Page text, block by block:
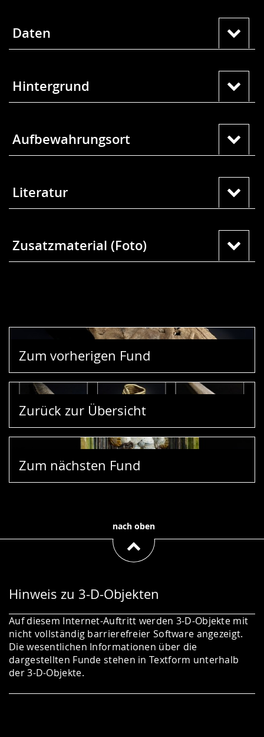
Daten
Hintergrund
Aufbewahrungsort
Literatur
Zusatzmaterial (Foto)
Zum vorherigen Fund
Zurück zur Übersicht
Zum nächsten Fund
nach oben
Hinweis zu 3-D-Objekten
Auf diesem Internet-Auftritt werden 3-D-Objekte mit
nicht vollständig barrierefreier Software angezeigt.
Die wesentlichen Informationen über die
dargestellten Funde stehen in Textform unterhalb
der 3-D-Objekte.